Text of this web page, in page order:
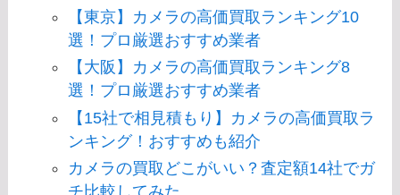
【東京】カメラの高価買取ランキング10
選！プロ厳選おすすめ業者
【大阪】カメラの高価買取ランキング8
選！プロ厳選おすすめ業者
【15社で相見積もり】カメラの高価買取ラ
ンキング！おすすめも紹介
カメラの買取どこがいい？査定額14社でガ